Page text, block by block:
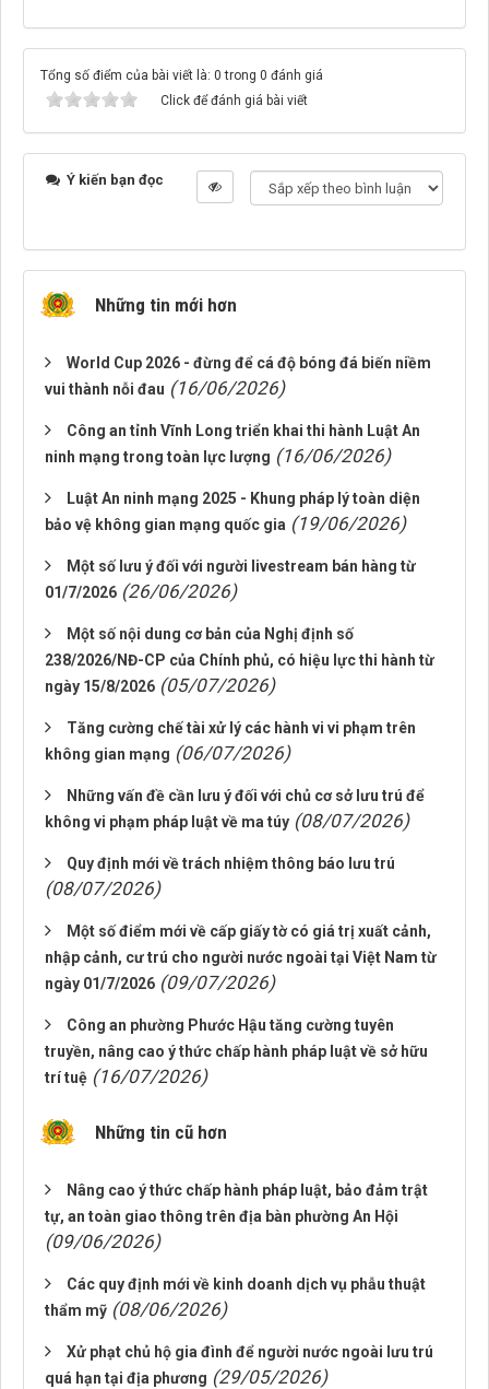
Tổng số điểm của bài viết là: 0 trong 0 đánh giá
Click để đánh giá bài viết
Ý kiến bạn đọc
Những tin mới hơn
World Cup 2026 - đừng để cá độ bóng đá biến niềm
vui thành nỗi đau (16/06/2026)
Công an tỉnh Vĩnh Long triển khai thi hành Luật An
ninh mạng trong toàn lực lượng (16/06/2026)
Luật An ninh mạng 2025 - Khung pháp lý toàn diện
bảo vệ không gian mạng quốc gia (19/06/2026)
Một số lưu ý đối với người livestream bán hàng từ
01/7/2026 (26/06/2026)
Một số nội dung cơ bản của Nghị định số
238/2026/NĐ-CP của Chính phủ, có hiệu lực thi hành từ
ngày 15/8/2026 (05/07/2026)
Tăng cường chế tài xử lý các hành vi vi phạm trên
không gian mạng (06/07/2026)
Những vấn đề cần lưu ý đối với chủ cơ sở lưu trú để
không vi phạm pháp luật về ma túy (08/07/2026)
Quy định mới về trách nhiệm thông báo lưu trú
(08/07/2026)
Một số điểm mới về cấp giấy tờ có giá trị xuất cảnh,
nhập cảnh, cư trú cho người nước ngoài tại Việt Nam từ
ngày 01/7/2026 (09/07/2026)
Công an phường Phước Hậu tăng cường tuyên
truyền, nâng cao ý thức chấp hành pháp luật về sở hữu
trí tuệ (16/07/2026)
Những tin cũ hơn
Nâng cao ý thức chấp hành pháp luật, bảo đảm trật
tự, an toàn giao thông trên địa bàn phường An Hội
(09/06/2026)
Các quy định mới về kinh doanh dịch vụ phẫu thuật
thẩm mỹ (08/06/2026)
Xử phạt chủ hộ gia đình để người nước ngoài lưu trú
quá hạn tại địa phương (29/05/2026)